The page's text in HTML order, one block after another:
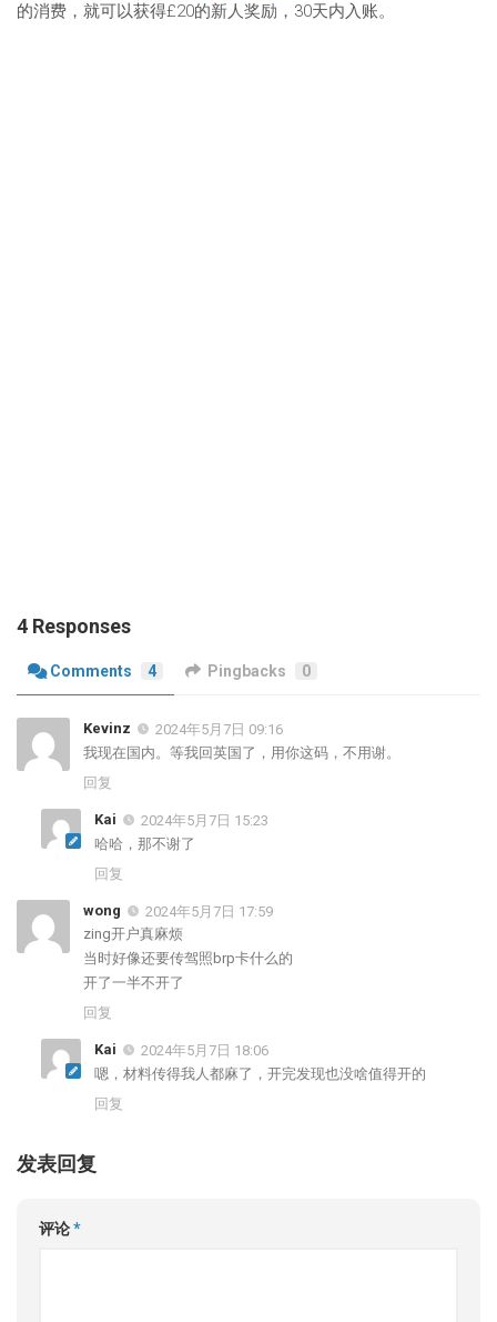
的消费，就可以获得£20的新人奖励，30天内入账。
4 Responses
Comments 4 Pingbacks 0
Kevinz
2024年5月7日 09:16
我现在国内。等我回英国了，用你这码，不用谢。
回复
Kai
2024年5月7日 15:23
哈哈，那不谢了
回复
wong
2024年5月7日 17:59
zing开户真麻烦
当时好像还要传驾照brp卡什么的
开了一半不开了
回复
Kai
2024年5月7日 18:06
嗯，材料传得我人都麻了，开完发现也没啥值得开的
回复
发表回复
评论*